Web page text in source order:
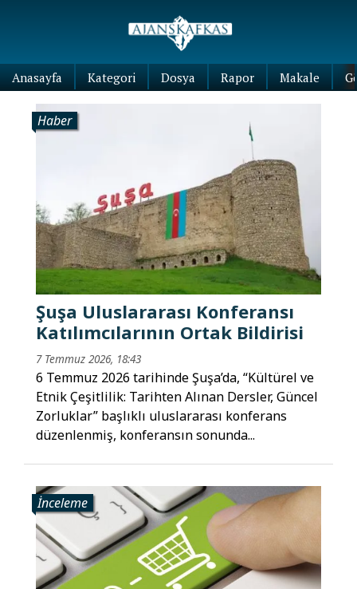
Anasayfa Kategori Dosya Rapor Makale
Haber
Şuşa Uluslararası Konferansı
Katılımcılarının Ortak Bildirisi
7 Temmuz 2026, 18:43
6 Temmuz 2026 tarihinde Şuşa’da, “Kültürel ve
Etnik Çeşitlilik: Tarihten Alınan Dersler, Güncel
Zorluklar” başlıklı uluslararası konferans
düzenlenmiş, konferansın sonunda...
İnceleme